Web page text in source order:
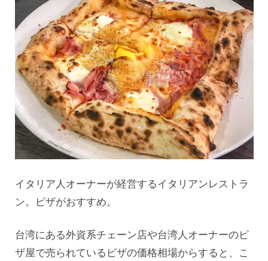
イタリア人オーナーが経営するイタリアンレストラ
ン。ピザがおすすめ。
台湾にある外資系チェーン店や台湾人オーナーのピ
ザ屋で売られているピザの価格相場からすると、こ